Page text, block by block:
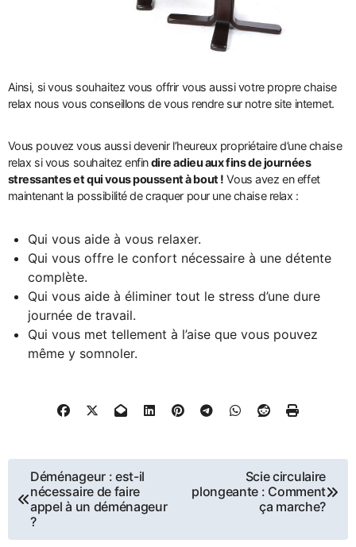
Ainsi, si vous souhaitez vous offrir vous aussi votre propre chaise
relax nous vous conseillons de vous rendre sur notre site internet.
Vous pouvez vous aussi devenir l’heureux propriétaire d’une chaise
relax si vous souhaitez enfindire adieu aux fins de journées
stressantes et qui vous poussent à bout ! Vous avez en effet
maintenant la possibilité de craquer pour une chaise relax :
Qui vous aide à vous relaxer.
Qui vous offre le confort nécessaire à une détente
complète.
Qui vous aide à éliminer tout le stress d’une dure
journée de travail.
Qui vous met tellement à l’aise que vous pouvez
même y somnoler.
Navigation
de
Déménageur : est-il
nécessaire de faire
appel à un déménageur
?
Scie circulaire
plongeante : Comment
ça marche?